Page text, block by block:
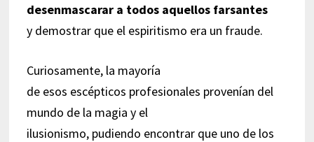
desenmascarar a todos aquellos farsantes
y demostrar que el espiritismo era un fraude.
Curiosamente, la mayoría
de esos escépticos profesionales provenían del
mundo de la magia y el
ilusionismo, pudiendo encontrar que uno de los